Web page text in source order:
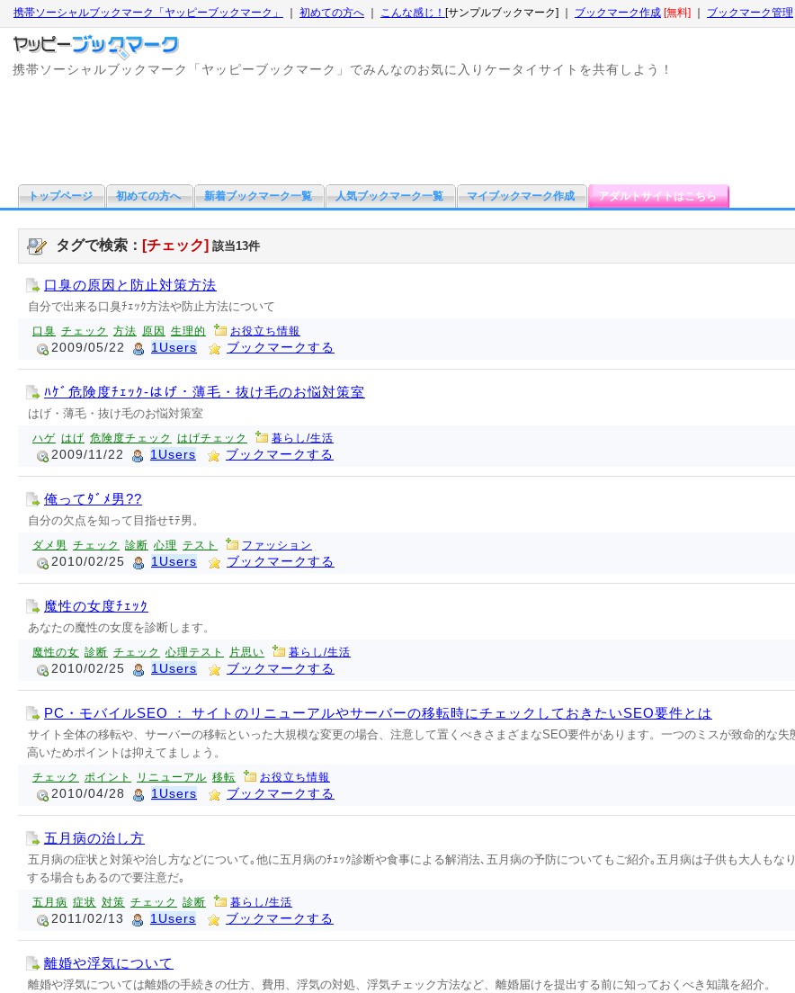
携帯ソーシャルブックマーク「ヤッピーブックマーク」 初めての方へ こんな感じ！ [サンプルブックマーク] ｜ ブックマーク作成 [無料] ブックマーク管理
携帯ソーシャルブックマーク「ヤッピーブックマーク」でみんなのお気に入りケータイサイトを共有しよう！
トップページ 初めての方へ 新着ブックマーク一覧 人気ブックマーク一覧 マイブックマーク作成 アダルトサイトはこちら
タグで検索： [チェック] 該当13件
口臭の原因と防止対策方法
自分で出来る口臭ﾁｪｯｸ方法や防止方法について
口臭 チェック 方法 原因 生理的 お役立ち情報
2009/05/22 1Users ブックマークする
ﾊｹﾞ危険度ﾁｪｯｸ-はげ・薄毛・抜け毛のお悩対策室
はげ・薄毛・抜け毛のお悩対策室
ハゲ はげ 危険度チェック はげチェック 暮らし/生活
2009/11/22 1Users ブックマークする
俺ってﾀﾞﾒ男??
自分の欠点を知って目指せﾓﾃ男。
ダメ男 チェック 診断 心理 テスト ファッション
2010/02/25 1Users ブックマークする
魔性の女度ﾁｪｯｸ
あなたの魔性の女度を診断します。
魔性の女 診断 チェック 心理テスト 片思い 暮らし/生活
2010/02/25 1Users ブックマークする
PC・モバイルSEO ： サイトのリニューアルやサーバーの移転時にチェックしておきたいSEO要件とは
サイト全体の移転や、サーバーの移転といった大規模な変更の場合、注意して置くべきさまざまなSEO要件があります。一つのミスが致命的な失
高いためポイントは抑えてましょう。
チェック ポイント リニューアル 移転 お役立ち情報
2010/04/28 1Users ブックマークする
五月病の治し方
五月病の症状と対策や治し方などについて｡他に五月病のﾁｪｯｸ診断や食事による解消法､五月病の予防についてもご紹介｡五月病は子供も大人もな
する場合もあるので要注意だ｡
五月病 症状 対策 チェック 診断 暮らし/生活
2011/02/13 1Users ブックマークする
離婚や浮気について
離婚や浮気については離婚の手続きの仕方、費用、浮気の対処、浮気チェック方法など、離婚届けを提出する前に知っておくべき知識を紹介。